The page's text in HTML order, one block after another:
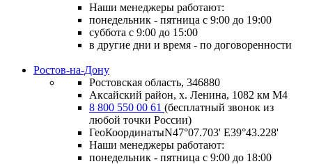
Наши менеджеры работают:
понедельник - пятница с 9:00 до 19:00
суббота с 9:00 до 15:00
в другие дни и время - по договоренности
Ростов-на-Дону
Ростовская область, 346880
Аксайский район, х. Ленина, 1082 км М4
8 800 550 00 61 (бесплатный звонок из
любой точки России)
ГеоКоординатыN47°07.703' E39°43.228'
Наши менеджеры работают:
понедельник - пятница с 9:00 до 18:00